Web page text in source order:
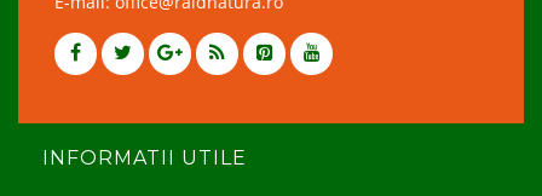
INFORMATII UTILE